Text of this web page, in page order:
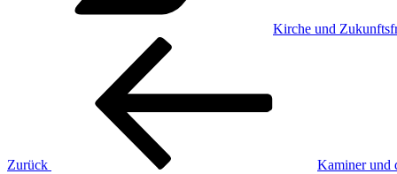
Kirche und
Beitragsnavigation
Zurück
Kaminer und